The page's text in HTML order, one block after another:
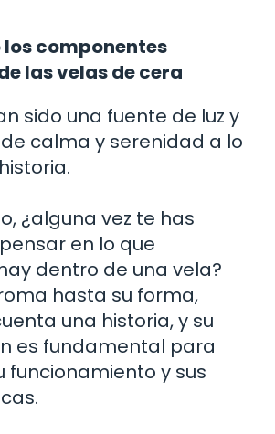
los componentes
las velas de cera
sido una fuente de luz y
calma y serenidad a lo
¿alguna vez te has
en lo que
dentro de una vela?
hasta su forma,
una historia, y su
es fundamental para
funcionamiento y sus